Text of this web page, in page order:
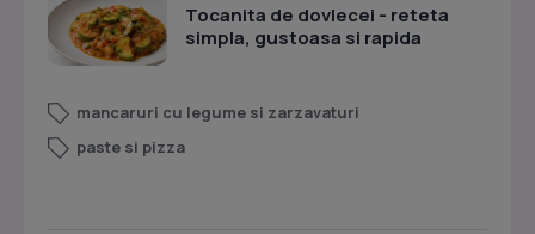
Tocanita de dovlecei - reteta
simpla, gustoasa si rapida
mancaruri cu legume si zarzavaturi
paste si pizza